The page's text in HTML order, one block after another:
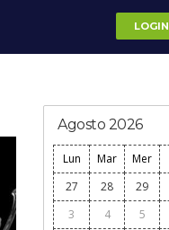
LOGIN
Agosto 2026
Lun Mar Mer
27
28 29
3
4 5